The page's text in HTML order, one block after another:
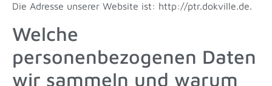
Die Adresse unserer Website ist: http://ptr.dokville.de.
Welche
personenbezogenen Daten
wir sammeln und warum